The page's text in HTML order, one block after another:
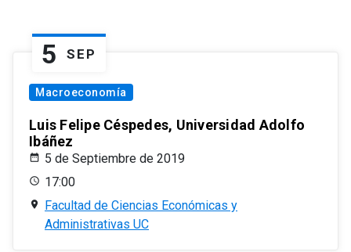
5 SEP
Macroeconomía
Luis Felipe Céspedes, Universidad Adolfo
Ibáñez
5 de Septiembre de 2019
17:00
Facultad de Ciencias Económicas y
Administrativas UC